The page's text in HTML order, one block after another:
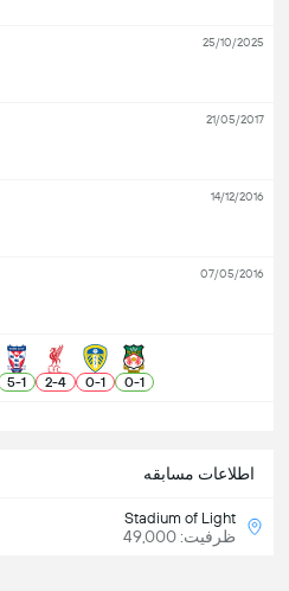
اطلاعات مسابقه
Stadium of Light
ظرفیت: 49,000
25/10/2025
21/05/2017
14/12/2016
07/05/2016
1
-
0
1
-
0
4
-
2
1
-
5